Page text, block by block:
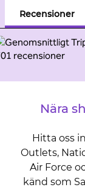
Recensioner
Nära
Hitta oss
Outlets,
Air Force
känd som